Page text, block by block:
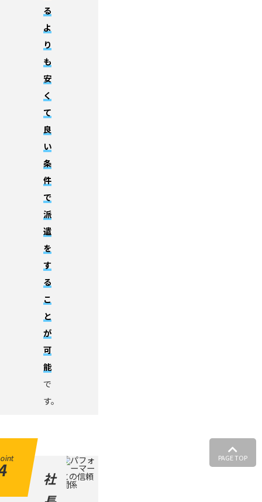
る
よ
り
も
安
く
て
良
い
条
件
で
派
遣
を
す
る
こ
と
が
可
能
で
す。
社
PAGE TOP